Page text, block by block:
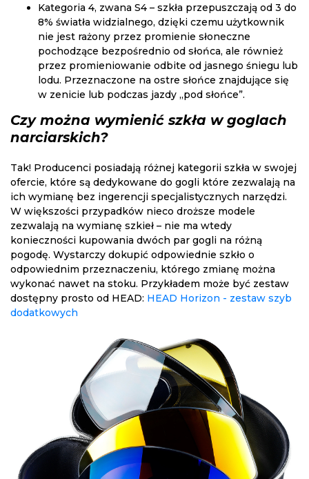
Kategoria 4, zwana S4 – szkła przepuszczają od 3 do
8% światła widzialnego, dzięki czemu użytkownik
nie jest rażony przez promienie słoneczne
pochodzące bezpośrednio od słońca, ale również
przez promieniowanie odbite od jasnego śniegu lub
lodu. Przeznaczone na ostre słońce znajdujące się
w zenicie lub podczas jazdy „pod słońce”.
Czy można wymienić szkła w goglach
narciarskich?
Tak! Producenci posiadają różnej kategorii szkła w swojej
ofercie, które są dedykowane do gogli które zezwalają na
ich wymianę bez ingerencji specjalistycznych narzędzi.
W większości przypadków nieco droższe modele
zezwalają na wymianę szkieł – nie ma wtedy
konieczności kupowania dwóch par gogli na różną
pogodę. Wystarczy dokupić odpowiednie szkło o
odpowiednim przeznaczeniu, którego zmianę można
wykonać nawet na stoku. Przykładem może być zestaw
dostępny prosto od HEAD: HEAD Horizon - zestaw szyb
dodatkowych